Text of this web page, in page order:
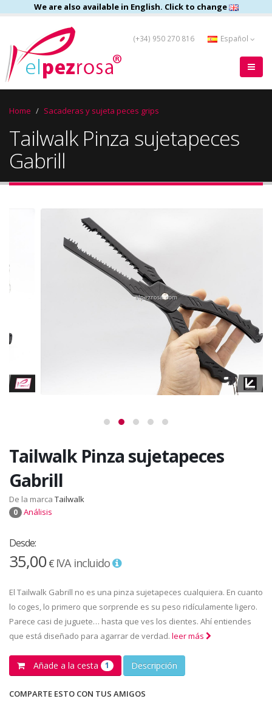
We are also available in English. Click to change
(+34) 950 270 816 Español
Home Sacaderas y sujeta peces grips
Tailwalk Pinza sujetapeces
Gabrill
Tailwalk Pinza sujetapeces
Gabrill
De la marca Tailwalk
0 Análisis
Desde:
35,00€ IVA incluido
El Tailwalk Gabrill no es una pinza sujetapeces cualquiera. En cuanto
lo coges, lo primero que sorprende es su peso ridículamente ligero.
Parece casi de juguete… hasta que ves los dientes. Ahí entiendes
que está diseñado para agarrar de verdad. leer más
Añade a la cesta 1 Descripción
COMPARTE ESTO CON TUS AMIGOS